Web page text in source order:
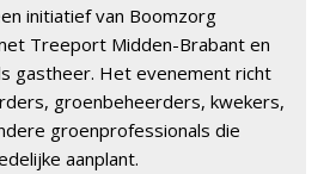
initiatief van Boomzorg
Treeport Midden-Brabant en
gastheer. Het evenement richt
groenbeheerders, kwekers,
groenprofessionals die
aanplant.